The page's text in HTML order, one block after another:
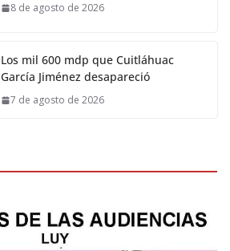
8 de agosto de 2026
Los mil 600 mdp que Cuitláhuac
García Jiménez desapareció
7 de agosto de 2026